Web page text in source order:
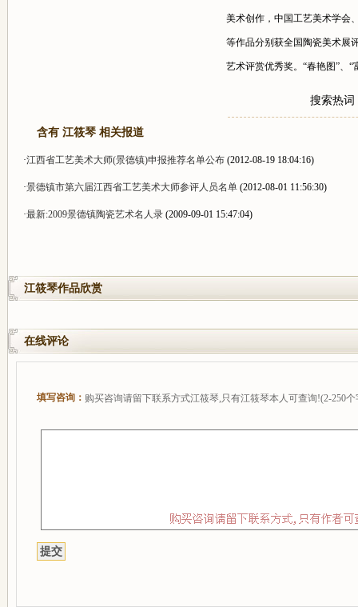
美术创作，中国工艺美术学会
等作品分别获全国陶瓷美术展
艺术评赏优秀奖。“春艳图”
搜索热词
含有 江筱琴 相关报道
·江西省工艺美术大师(景德镇)申报推荐名单公布 (2012-08-19 18:04:16)
·景德镇市第六届江西省工艺美术大师参评人员名单 (2012-08-01 11:56:30)
·最新:2009景德镇陶瓷艺术名人录 (2009-09-01 15:47:04)
江筱琴作品欣赏
在线评论
填写咨询： 购买咨询请留下联系方式江筱琴,只有江筱琴本人可查询!(2-250个